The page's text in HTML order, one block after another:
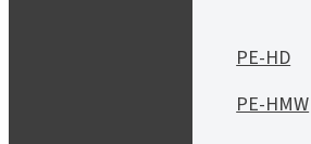
PE-HD
PE-HMW